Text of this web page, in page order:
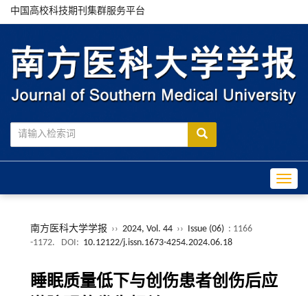
中国高校科技期刊集群服务平台
南方医科大学学报 ›› 2024, Vol. 44 ›› Issue (06) : 1166
-1172.
DOI: 10.12122/j.issn.1673-4254.2024.06.18
睡眠质量低下与创伤患者创伤后应